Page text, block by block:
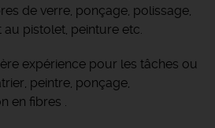
de verre, ponçage, polissage,
pistolet, peinture etc.
expérience pour les tâches ou
peintre, ponçage,
en fibres .